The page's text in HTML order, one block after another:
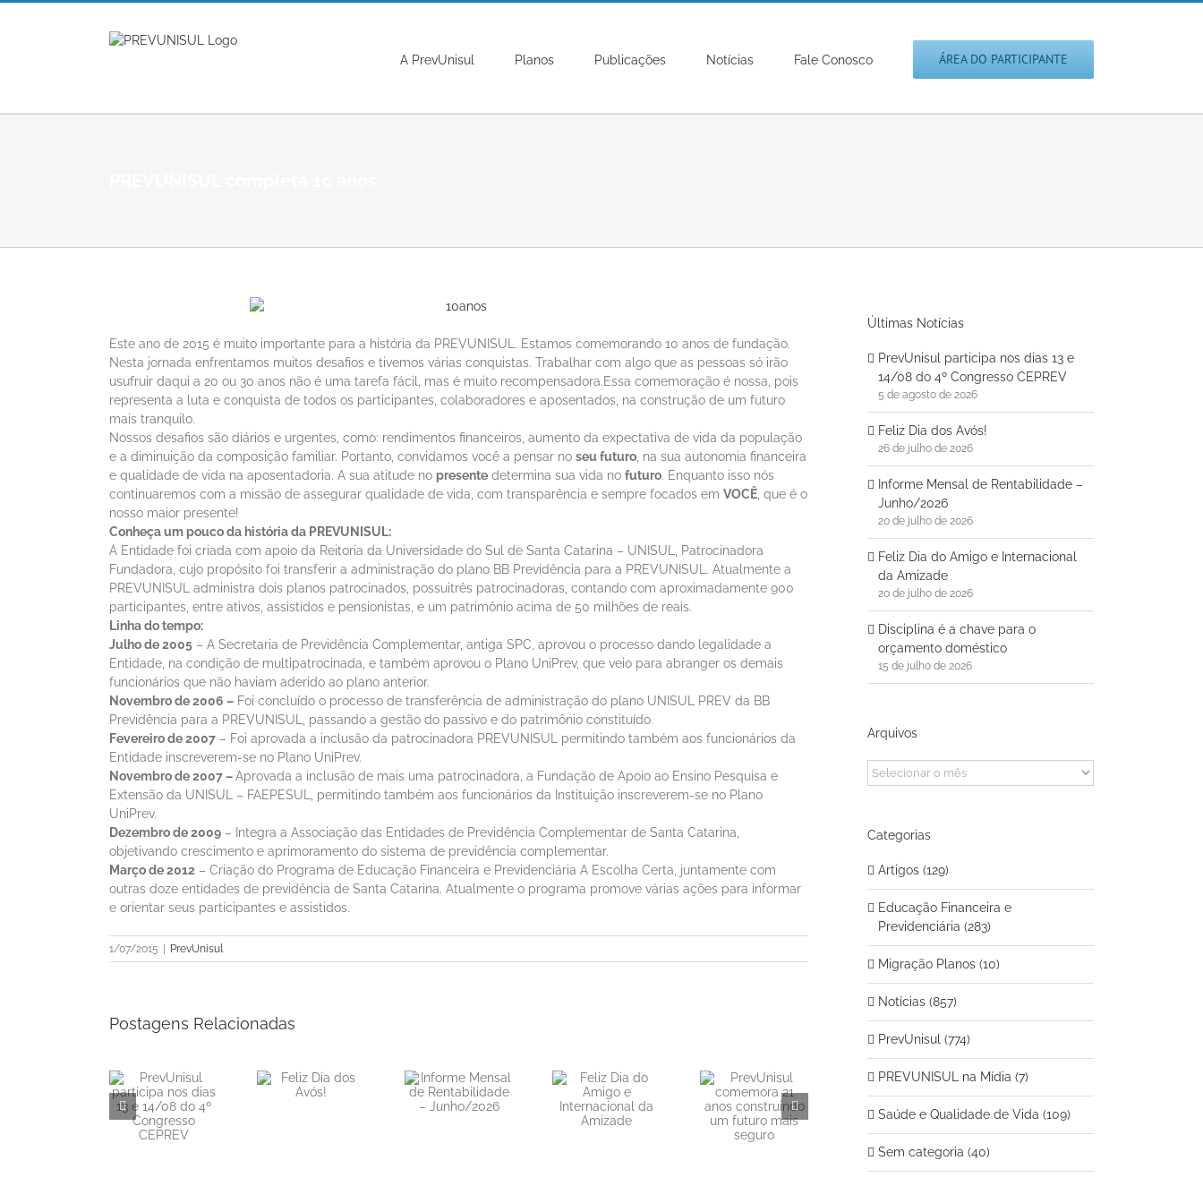
Ir
A PrevUnisul Planos Publicações Notícias Fale Conosco ÁREA DO PARTICIPANTE
Este ano de 2015 é muito importante para a história da PREVUNISUL. Estamos comemorando 10 anos de fundação.
Nesta jornada enfrentamos muitos desafios e tivemos várias conquistas. Trabalhar com algo que as pessoas só irão
usufruir daqui a 20 ou 30 anos não é uma tarefa fácil, mas é muito recompensadora.Essa comemoração é nossa, pois
representa a luta e conquista de todos os participantes, colaboradores e aposentados, na construção de um futuro
mais tranquilo.
Nossos desafios são diários e urgentes, como: rendimentos financeiros, aumento da expectativa de vida da população
e a diminuição da composição familiar. Portanto, convidamos você a pensar no seu futuro , na sua autonomia financeira
e qualidade de vida na aposentadoria. A sua atitude no presente determina sua vida no futuro. Enquanto isso nós
continuaremos com a missão de assegurar qualidade de vida, com transparência e sempre focados em VOCÊ , que é o
nosso maior presente!
Conheça um pouco da história da PREVUNISUL:
A Entidade foi criada com apoio da Reitoria da Universidade do Sul de Santa Catarina – UNISUL, Patrocinadora
Fundadora, cujo propósito foi transferir a administração do plano BB Previdência para a PREVUNISUL. Atualmente a
PREVUNISUL administra dois planos patrocinados, possuitrês patrocinadoras, contando com aproximadamente 900
participantes, entre ativos, assistidos e pensionistas, e um patrimônio acima de 50 milhões de reais.
Linha do tempo:
Julho de 2005 – A Secretaria de Previdência Complementar, antiga SPC, aprovou o processo dando legalidade a
Entidade, na condição de multipatrocinada, e também aprovou o Plano UniPrev, que veio para abranger os demais
funcionários que não haviam aderido ao plano anterior.
Novembro de 2006 – Foi concluído o processo de transferência de administração do plano UNISUL PREV da BB
Previdência para a PREVUNISUL, passando a gestão do passivo e do patrimônio constituído.
Fevereiro de 2007 – Foi aprovada a inclusão da patrocinadora PREVUNISUL permitindo também aos funcionários da
Entidade inscreverem-se no Plano UniPrev.
Novembro de 2007 –Aprovada a inclusão de mais uma patrocinadora, a Fundação de Apoio ao Ensino Pesquisa e
Extensão da UNISUL – FAEPESUL, permitindo também aos funcionários da Instituição inscreverem-se no Plano
UniPrev.
Dezembro de 2009 – Integra a Associação das Entidades de Previdência Complementar de Santa Catarina,
objetivando crescimento e aprimoramento do sistema de previdência complementar.
Março de 2012 – Criação do Programa de Educação Financeira e Previdenciária A Escolha Certa, juntamente com
outras doze entidades de previdência de Santa Catarina. Atualmente o programa promove várias ações para informar
e orientar seus participantes e assistidos.
1/07/2015 PrevUnisul
Postagens Relacionadas
Feliz Dia dos
Avós!
Informe
Feliz Dia do
Amigo e
PrevUnisul
comemora 21
Últimas Notícias
PrevUnisul participa nos dias 13 e
14/08 do 4º Congresso CEPREV
5 de agosto de 2026
Feliz Dia dos Avós!
26 de julho de 2026
Informe Mensal de Rentabilidade –
Junho/2026
20 de julho de 2026
Feliz Dia do Amigo e Internacional
da Amizade
20 de julho de 2026
Disciplina é a chave para o
orçamento doméstico
15 de julho de 2026
Arquivos
Arquivos
Categorias
Artigos (129)
Educação Financeira e
Previdenciária (283)
Migração Planos (10)
Notícias (857)
PrevUnisul (774)
PREVUNISUL na Mídia (7)
Saúde e Qualidade de Vida (109)
Sem categoria (40)